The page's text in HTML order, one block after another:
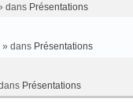
dans Présentations
dans Présentations
Présentations